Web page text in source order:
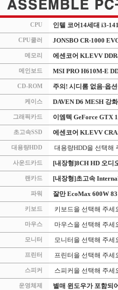
CPU 인텔 코어14세대 i3-
CPU쿨러 JONSBO CR-1000
메모리 에센코어 KLEVV
메인보드 MSI PRO H610M-E
CD-ROM 주의! 시디롬 없음-옵
케이스 DAVEN D6 MESH 강
그래픽카드 이엠텍 GeForce GTX
초고속SSD 에센코어 KLEVV
대용량HDD 대용량HDD을 선택해
사운드카드 [내장형]8CH HD 오디
랜카드 [내장형]초고속
파워 잘만 EcoMax 600W
키보드 키보드을 선택해 주세
마우스 마우스을 선택해 주세
모니터 모니터을 선택해 주세
프린터 프린터을 선택해 주세
스피커 스피커을 선택해 주세
운영체제 별매 윈도우가 포함되